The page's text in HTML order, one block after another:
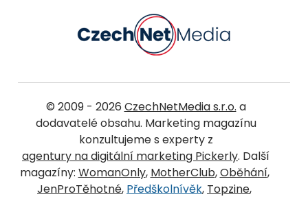
© 2009 - 2026 CzechNetMedia s.r.o. a
dodavatelé obsahu. Marketing magazínu
konzultujeme s experty z
agentury na digitální marketing Pickerly. Další
magazíny: WomanOnly, MotherClub,Oběhání,
JenProTěhotné, Předškolnívěk, Topzine,